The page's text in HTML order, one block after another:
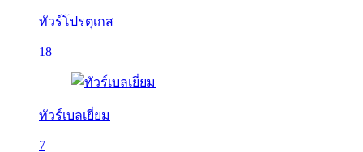
ทัวร์โปรตุเกส
18
ทัวร์เบลเยี่ยม
7